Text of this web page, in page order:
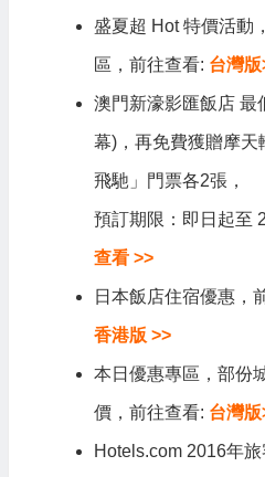
盛夏超 Hot 特價活動
區，前往查看: 台灣版
澳門新濠影匯飯店 最
幕)，再免費獲贈摩天
飛馳」門票各2張，
預訂期限：即日起至
查看 >>
日本飯店住宿優惠，
香港版 >>
本日優惠專區，部份
價，前往查看: 台灣版
Hotels.com 2016年